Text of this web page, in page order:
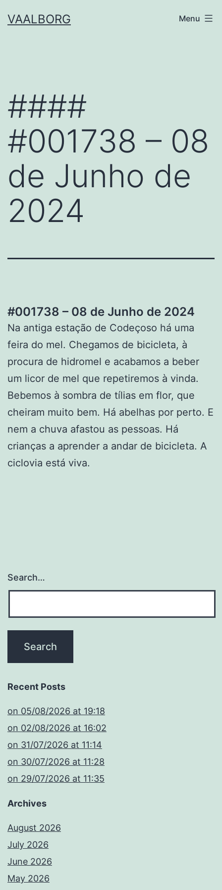
toVAALBORG Menu
####
#001738 – 08
de Junho de
2024
#001738 – 08 de Junho de 2024
Na antiga estação de Codeçoso há uma
feira do mel. Chegamos de bicicleta, à
procura de hidromel e acabamos a beber
um licor de mel que repetiremos à vinda.
Bebemos à sombra de tílias em flor, que
cheiram muito bem. Há abelhas por perto. E
nem a chuva afastou as pessoas. Há
crianças a aprender a andar de bicicleta. A
ciclovia está viva.
Search…
Recent Posts
​on 05/08/2026 at 19:18
​on 02/08/2026 at 16:02
​on 31/07/2026 at 11:14
​on 30/07/2026 at 11:28
​on 29/07/2026 at 11:35
Archives
August 2026
July 2026
June 2026
May 2026